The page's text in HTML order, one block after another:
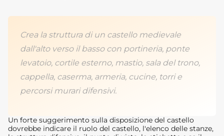
Crea la struttura di un castello medievale
dall'alto verso il basso con portineria, ponte
levatoio, cortile esterno, mastio, sala del trono,
cappella, caserma, armeria, cucine, torri e
percorsi murari difensivi.
Un forte suggerimento sulla disposizione del castello
dovrebbe indicare il ruolo del castello, l'elenco delle stanze,